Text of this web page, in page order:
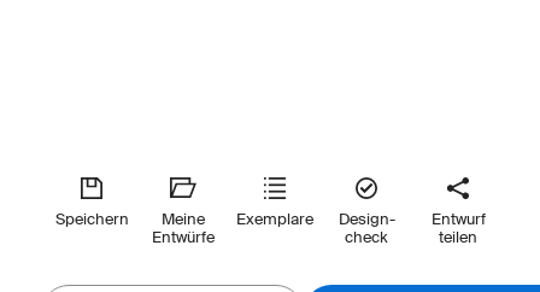
Speichern
Meine
Entwürfe
Exemplare
Design-
check
Entwurf
teilen